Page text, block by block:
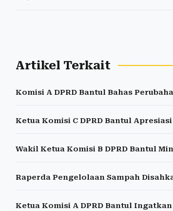
Artikel Terkait
Komisi A DPRD Bantul Bahas
Ketua Komisi C DPRD Bantul
Wakil Ketua Komisi B DPRD Bantul
Raperda Pengelolaan Sampah
Ketua Komisi A DPRD Bantul